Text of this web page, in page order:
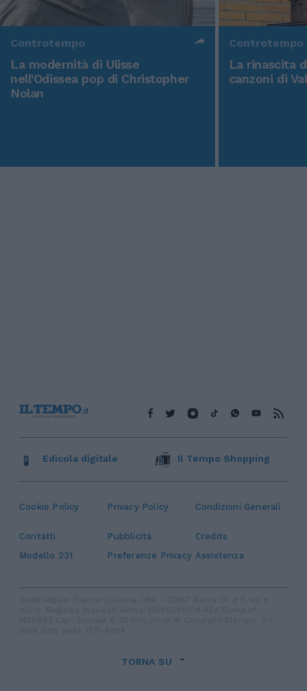
Controtempo
La modernità di Ulisse
nell'Odissea pop di Christopher
Nolan
Controtempo
La rinascita
canzoni di
Cookie Policy Privacy Policy Condizioni Generali
Contatti Pubblicità
Credits
Modello 231
Preferenze Privacy Assistenza
Edicola digitale Il Tempo Shopping
TORNA SU